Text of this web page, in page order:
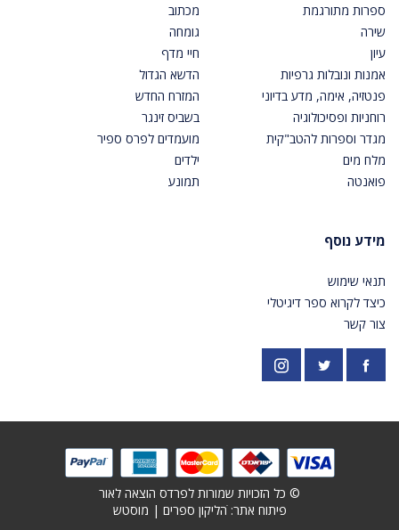
ספרות מתורגמת
שירה
עיון
אמנות ונובלות גרפיות
פנטזיה, אימה, מדע בדיוני
רוחניות ופסיכולוגיה
מגדר וספרות להטב"קית
מלח מים
פואנטה
מכתוב
גומחה
חיי מדף
הדשא הגדול
המזרח החדש
בשביס זינגר
מועמדים לפרס ספיר
ילדים
תמונע
מידע נוסף
תנאי שימוש
כיצד לקרוא ספר דיגיטלי
צור קשר
פייסבוק https://twitter.com/PardesPublish
אינסטגרם
© כל הזכויות שמורות לפרדס הוצאה לאור
פיתוח אתר: ׁהליקון ספרים | מוסטש